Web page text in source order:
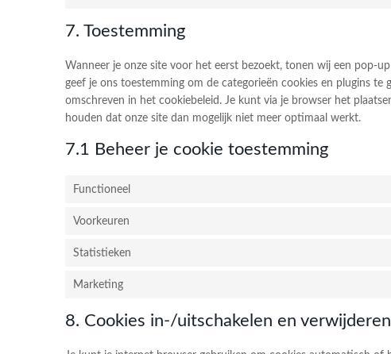
7. Toestemming
Wanneer je onze site voor het eerst bezoekt, tonen wij een pop-
geef je ons toestemming om de categorieën cookies en plugins
omschreven in het cookiebeleid. Je kunt via je browser het
houden dat onze site dan mogelijk niet meer optimaal werkt.
7.1 Beheer je cookie toestemming
Functioneel
Voorkeuren
Statistieken
Marketing
8. Cookies in-/uitschakelen en verwijderen